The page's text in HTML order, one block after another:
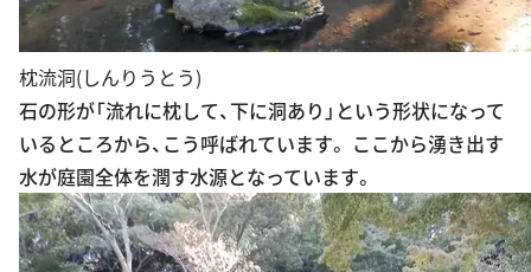
枕流洞(しんりうとう)
石の形が「流れに枕して、下に洞あり」という形状になって
いるところから、こう呼ばれています。 ここから湧き出す
水が庭園全体を潤す水源となっています。